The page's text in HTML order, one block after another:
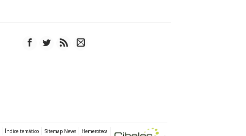
Índice temático Sitemap News
Hemeroteca